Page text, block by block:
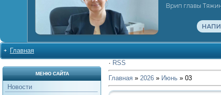
Врип главы
Главная
МЕНЮ САЙТА
Новости
· RSS
Главная » 2026 » Июнь » 03